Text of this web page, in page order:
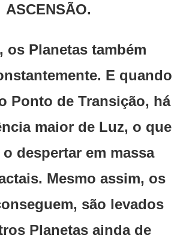
ASCENSÃO.
os Planetas também
E quando
Ponto de Transição, há
maior de Luz, o que
despertar em massa
Mesmo assim, os
são levados
Planetas ainda de